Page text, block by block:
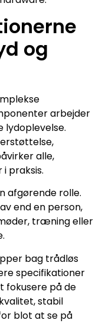
og
arbejder
lydoplevelse.
alle,
praksis.
afgørende rolle.
end en person,
træning eller
bag trådløs
specifikationer
fokusere på de
stabil
blot at se på